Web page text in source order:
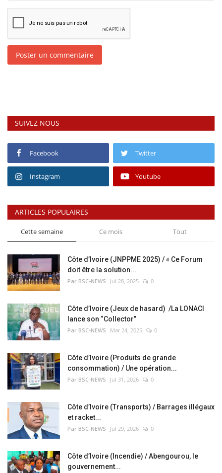
Poster un commentaire
SUIVEZ NOUS
Facebook Twitter
Instagram Youtube
ARTICLES POPULAIRES
Cette semaine Ce mois Tout
Côte d’Ivoire (JNPPME 2025) / « Ce Forum
doit être la solution...
Par BSC-NEWS Jul 28, 2025 0
Côte d’Ivoire (Jeux de hasard) /La LONACI
lance son “Collector”
Par BSC-NEWS Mar 24, 2025 0
Côte d’Ivoire (Produits de grande
consommation) / Une opération...
Par BSC-NEWS Jul 31, 2026 0
Côte d’Ivoire (Transports) / Barrages illégaux
et racket...
Par BSC-NEWS Jul 29, 2026 0
Côte d’Ivoire (Incendie) / Abengourou, le
gouvernement...